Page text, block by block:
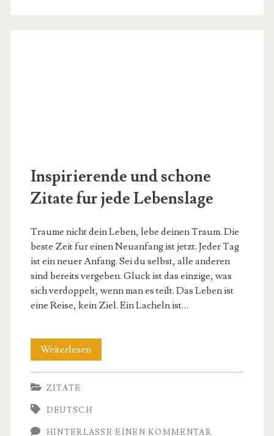
Inspirierende und schone
Zitate fur jede Lebenslage
Traume nicht dein Leben, lebe deinen Traum. Die
beste Zeit fur einen Neuanfang ist jetzt. Jeder Tag
ist ein neuer Anfang. Sei du selbst, alle anderen
sind bereits vergeben. Gluck ist das einzige, was
sich verdoppelt, wenn man es teilt. Das Leben ist
eine Reise, kein Ziel. Ein Lacheln ist…
WeiterlesenInspirierende
und
Zitate
ZITATE
DEUTSCH
HINTERLASSE EINEN KOMMENTAR